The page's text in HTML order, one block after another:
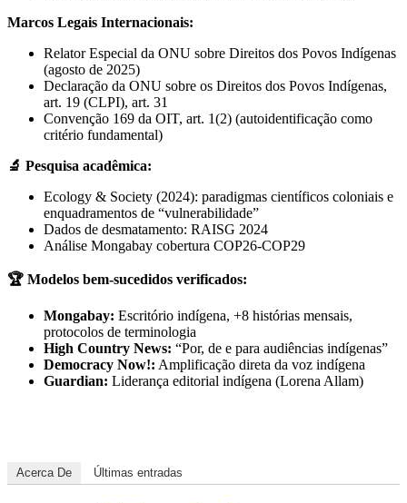
Marcos Legais Internacionais:
Relator Especial da ONU sobre Direitos dos Povos Indígenas
(agosto de 2025)
Declaração da ONU sobre os Direitos dos Povos Indígenas,
art. 19 (CLPI), art. 31
Convenção 169 da OIT, art. 1(2) (autoidentificação como
critério fundamental)
🔬 Pesquisa acadêmica:
Ecology & Society (2024): paradigmas científicos coloniais e
enquadramentos de “vulnerabilidade”
Dados de desmatamento: RAISG 2024
Análise Mongabay cobertura COP26-COP29
🏆 Modelos bem-sucedidos verificados:
Mongabay: Escritório indígena, +8 histórias mensais,
protocolos de terminologia
High Country News: “Por, de e para audiências indígenas”
Democracy Now!: Amplificação direta da voz indígena
Guardian: Liderança editorial indígena (Lorena Allam)
Acerca De Últimas entradas